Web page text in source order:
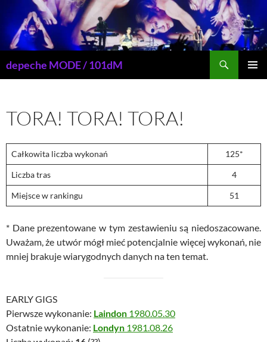
do
treści
depeche MODE / 101dM
TORA! TORA! TORA!
Całkowita liczba wykonań 125*
Liczba tras 4
Miejsce w rankingu 51
* Dane prezentowane w tym zestawieniu są niedoszacowane.
Uważam, że utwór mógł mieć potencjalnie więcej wykonań, nie
mniej brakuje wiarygodnych danych na ten temat.
EARLY GIGS
Pierwsze wykonanie: Laindon 1980.05.30
Ostatnie wykonanie: Londyn 1981.08.26